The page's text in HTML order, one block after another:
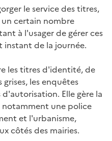
le service des titres,
certain nombre
à l'usager de gérer ces
de la journée.
les titres d'identité, de
grises, les enquêtes
Elle gère la
une police
et l'urbanisme,
côtés des mairies.